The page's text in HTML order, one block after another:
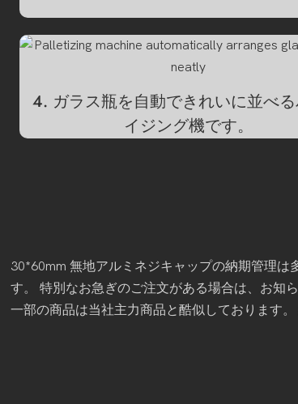
4. ガラス瓶を自動できれいに並べ
イジング機です。
30*60mm 無地アルミネジキャップの納期管理
す。 特別なお急ぎのご注文がある場合は、お知
一部の商品は当社主力商品と酷似しております